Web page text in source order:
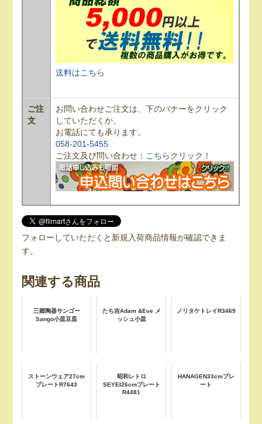
送料はこちら
ご注
文
お問い合わせご注文は、下のバナーをクリック
していただくか、
お電話にても承ります。
058-201-5455
ご注文及び問い合わせ： こちらクリック！
フォローしていただくと新規入荷商品情報が確認できま
す。
関連する商品
三郷陶器サンゴー
Sango小皿豆皿
たち吉Adam &Eve メ
ッシュ小皿
ノリタケトレイR3469
ストーンウェア27cm
プレートR7643
昭和レトロ
SEYEI26cmプレート
R4481
HANAGEN33cmプレ
ート